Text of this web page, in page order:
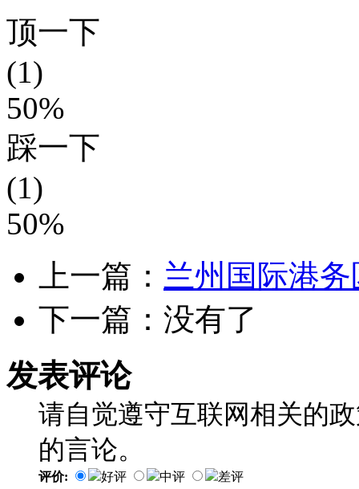
顶一下
(1)
50%
踩一下
(1)
50%
上一篇： 兰州国际港
下一篇：没有了
发表评论
请自觉遵守互联网相关的
的言论。
评价: 好评 中评 差评